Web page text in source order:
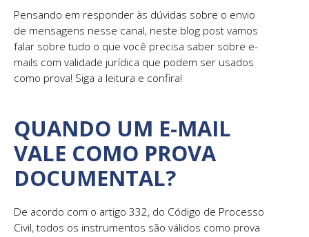
Pensando em responder às dúvidas sobre o envio
de mensagens nesse canal, neste blog post vamos
falar sobre tudo o que você precisa saber sobre e-
mails com validade jurídica que podem ser usados
como prova! Siga a leitura e confira!
QUANDO UM E-MAIL
VALE COMO PROVA
DOCUMENTAL?
De acordo com o artigo 332, do Código de Processo
Civil, todos os instrumentos são válidos como prova